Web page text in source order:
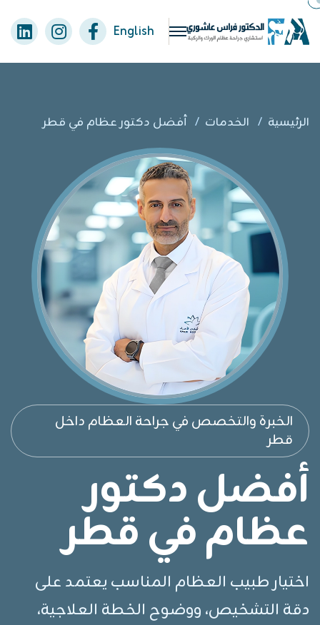
English
الرئيسية / الخدمات / أفضل دكتور عظام في قطر
الخبرة والتخصص في جراحة العظام داخل
قطر
أفضل دكتور
عظام في قطر
اختيار طبيب العظام المناسب يعتمد على
دقة التشخيص، ووضوح الخطة العلاجية،